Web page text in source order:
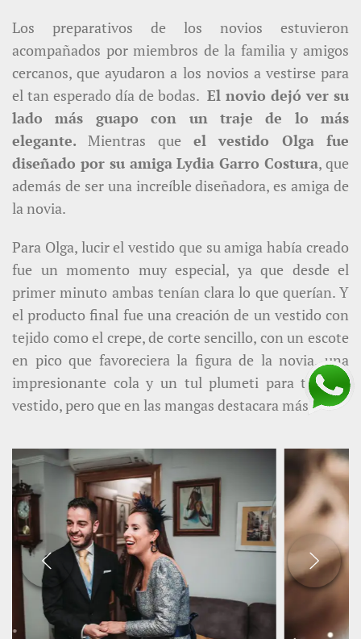
Los preparativos de los novios estuvieron
acompañados por miembros de la familia y amigos
cercanos, que ayudaron a los novios a vestirse para
el tan esperado día de bodas. El novio dejó ver su
lado más guapo con un traje de lo más
elegante. Mientras que el vestido Olga fue
diseñado por su amiga Lydia Garro Costura, que
además de ser una increíble diseñadora, es amiga de
la novia.
Para Olga, lucir el vestido que su amiga había creado
fue un momento muy especial, ya que desde el
primer minuto ambas tenían clara lo que querían. Y
el producto final fue una creación de un vestido con
tejido como el crepe, de corte sencillo, con un escote
en pico que favoreciera la figura de la novia, una
impresionante cola y un tul plumeti para todo el
vestido, pero que en las mangas destacara más.